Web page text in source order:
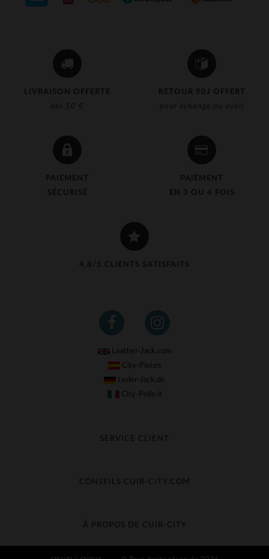
LIVRAISON OFFERTE
dès 50 €
RETOUR 90J OFFERT
pour échange ou avoir
PAIEMENT
SÉCURISÉ
PAIEMENT
EN 3 OU 4 FOIS
4,8/5 CLIENTS SATISFAITS
Leather-Jack.com
City-Piel.es
Leder-Jack.de
City-Pelle.it
SERVICE CLIENT
Échange & Remboursement
Contacter le service client
CONSEILS CUIR-CITY.COM
Guide des matières
À PROPOS DE CUIR-CITY